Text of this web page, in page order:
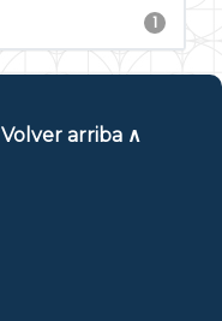
1
Volver arriba ∧